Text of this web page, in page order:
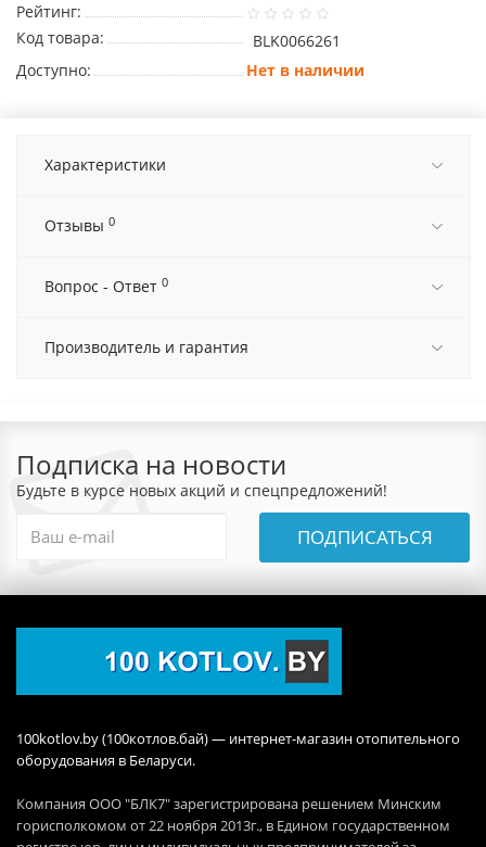
Рейтинг:
Код товара:
BLK0066261
Доступно:
Нет в наличии
Характеристики
Отзывы 0
Вопрос - Ответ 0
Производитель и гарантия
Подписка на новости
Будьте в курсе новых акций и спецпредложений!
ПОДПИСАТЬСЯ
100kotlov.by (100котлов.бай) — интернет-магазин отопительного
оборудования в Беларуси.
Компания ООО "БЛК7" зарегистрирована решением Минским
горисполкомом от 22 ноября 2013г., в Едином государственном